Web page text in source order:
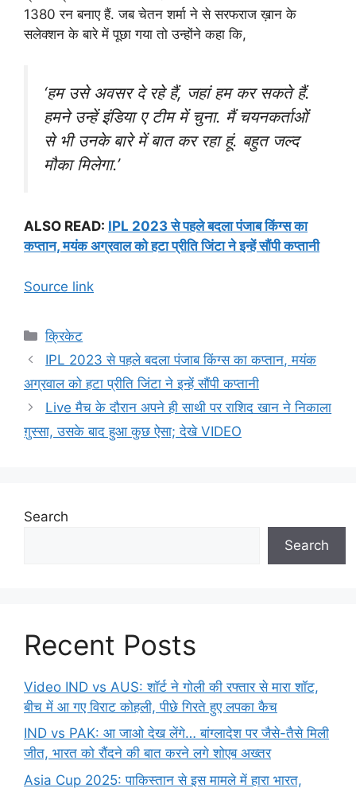
1380 रन बनाए हैं. जब चेतन शर्मा ने से सरफराज ख़ान के
सलेक्शन के बारे में पूछा गया तो उन्होंने कहा कि,
‘हम उसे अवसर दे रहे हैं, जहां हम कर सकते हैं.
हमने उन्हें इंडिया ए टीम में चुना. मैं चयनकर्ताओं
से भी उनके बारे में बात कर रहा हूं. बहुत जल्द
मौका मिलेगा.’
ALSO READ: IPL 2023 से पहले बदला पंजाब किंग्स का
कप्तान, मयंक अग्रवाल को हटा प्रीति जिंटा ने इन्हें सौंपी कप्तानी
Source link
Categories
क्रिकेट
IPL 2023 से पहले बदला पंजाब किंग्स का कप्तान, मयंक
अग्रवाल को हटा प्रीति जिंटा ने इन्हें सौंपी कप्तानी
Live मैच के दौरान अपने ही साथी पर राशिद खान ने निकाला
ग़ुस्सा, उसके बाद हुआ कुछ ऐसा; देखे VIDEO
Search
Search
Recent Posts
Video IND vs AUS: शॉर्ट ने गोली की रफ्तार से मारा शॉट,
बीच में आ गए विराट कोहली, पीछे गिरते हुए लपका कैच
IND vs PAK: आ जाओ देख लेंगे… बांग्लादेश पर जैसे-तैसे मिली
जीत, भारत को रौंदने की बात करने लगे शोएब अख्तर
Asia Cup 2025: पाकिस्तान से इस मामले में हारा भारत,